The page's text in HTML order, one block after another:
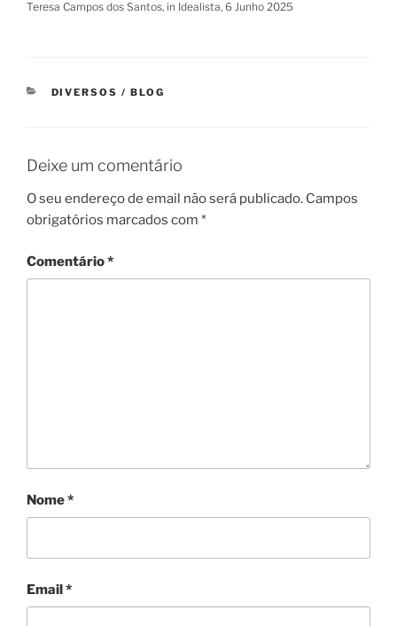
Teresa Campos dos Santos, in Idealista, 6 Junho 2025
CATEGORIAS
DIVERSOS / BLOG
Deixe um comentário
O seu endereço de email não será publicado. Campos
obrigatórios marcados com *
Comentário*
Nome*
Email*